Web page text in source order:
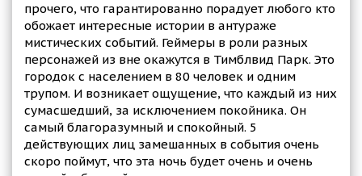
прочего, что гарантированно порадует любого кто
обожает интересные истории в антураже
мистических событий. Геймеры в роли разных
персонажей из вне окажутся в Тимблвид Парк. Это
городок с населением в 80 человек и одним
трупом. И возникает ощущение, что каждый из них
сумасшедший, за исключением покойника. Он
самый благоразумный и спокойный. 5
действующих лиц замешанных в события очень
скоро поймут, что эта ночь будет очень и очень